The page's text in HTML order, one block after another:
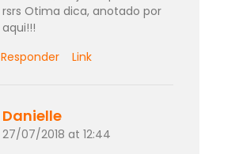
rsrs Otima dica, anotado por
aqui!!!
Responder
Link
Danielle
27/07/2018 at 12:44